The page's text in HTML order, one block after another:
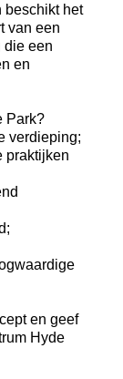
beschikt het
van een
die een
en
Park?
verdieping;
praktijken
en geef
Hyde